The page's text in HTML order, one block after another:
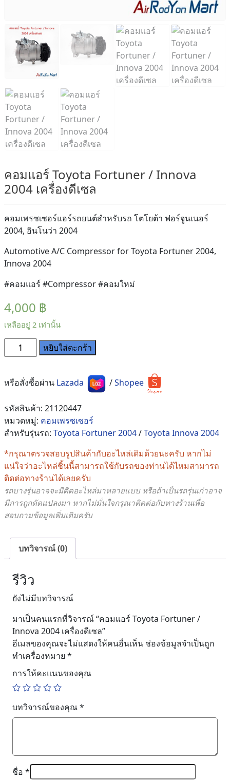
คอมแอร์ Toyota Fortuner / Innova
2004 เครื่องดีเซล
คอมเพรซเซอร์แอร์รถยนต์สำหรับรถ โตโยต้า ฟอร์จูนเนอร์
2004, อินโนว่า 2004
Automotive A/C Compressor for Toyota Fortuner 2004,
Innova 2004
#คอมแอร์ #Compressor #คอมใหม่
4,000 ฿
เหลืออยู่ 2 เท่านั้น
จำนวน
คอม
Toyota
/
Innova
2004
ดีเซล
ชิ้น
หยิบใส่ตะกร้า
หรือสั่งซื้อผ่าน Lazada /Shopee
รหัสสินค้า: 21120447
หมวดหมู่: คอมเพรซเซอร์
สำหรับรุ่นรถ: Toyota Fortuner 2004/Toyota Innova 2004
*กรุณาตรวจสอบรูปสินค้ากับอะไหล่เดิมด้วยนะครับ หากไม่
แน่ใจว่าอะไหล่ชิ้นนี้สามารถใช้กับรถของท่านได้ไหมสามารถ
ติดต่อทางร้านได้เลยครับ
รถบางรุ่นอาจจะมีติดอะไหล่มาหลายแบบ หรือถ้าเป็นรถรุ่นเก่าอาจ
มีการถูกดัดแปลงมา หากไม่มั่นใจกรุณาติดต่อกับทางร้านเพื่อ
สอบถามข้อมูลเพิ่มเติมครับ
บทวิจารณ์ (0)
รีวิว
ยังไม่มีบทวิจารณ์
มาเป็นคนแรกที่วิจารณ์ “คอมแอร์ Toyota Fortuner /
Innova 2004 เครื่องดีเซล”
อีเมลของคุณจะไม่แสดงให้คนอื่นเห็น ช่องข้อมูลจำเป็นถูก
ทำเครื่องหมาย *
การให้คะแนนของคุณ
บทวิจารณ์ของคุณ*
ชื่อ *